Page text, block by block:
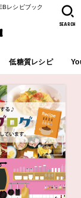
レシピブック
低糖質レシピ
SEARCH